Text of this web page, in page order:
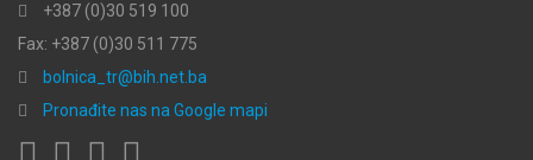
+387 (0)30 519 100
Fax: +387 (0)30 511 775
bolnica_tr@bih.net.ba
Pronađite nas na Google mapi